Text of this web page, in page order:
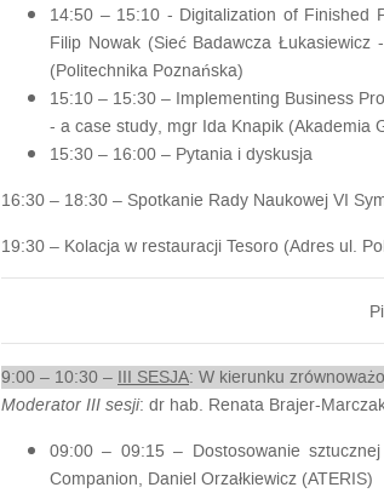
14:50 – 15:10 - Digitalization of Finished
Filip Nowak (Sieć Badawcza
(Politechnika Poznańska)
15:10 – 15:30 – Implementing Business
- a case study, mgr Ida Knapik (Akademia
15:30 – 16:00 – Pytania i dyskusja
16:30 – 18:30 – Spotkanie Rady Naukowej VI
19:30 – Kolacja w restauracji Tesoro (Adres ul.
9:00 – 10:30 – III SESJA: W kierunku
Moderator III sesji: dr hab. Renata Brajer-
09:00 – 09:15– Dostosowanie
Companion, Daniel Orzałkiewicz (ATERIS)